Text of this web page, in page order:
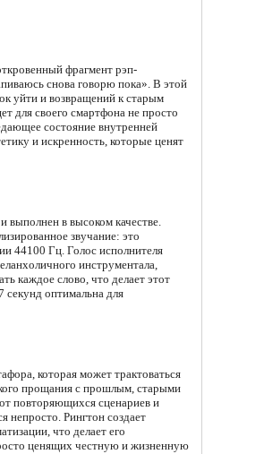
фрагмент рэп-
снова говорю пока». В этой
уйти и возвращений к старым
для своего смартфона не просто
состояние внутренней
и искренность, которые ценят
выполнен в высоком качестве.
звучание: это
44100 Гц. Голос исполнителя
инструментала,
каждое слово, что делает этот
секунд оптимальна для
которая может трактоваться
прощания с прошлым, старыми
повторяющихся сценариев и
непросто. Рингтон создает
что делает его
ценящих честную и жизненную